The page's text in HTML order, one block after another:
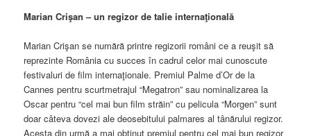
Marian Crişan – un regizor de talie internaţională
Marian Crişan se numără printre regizorii români ce a reuşit să
reprezinte România cu succes în cadrul celor mai cunoscute
festivaluri de film internaţionale. Premiul Palme d’Or de la
Cannes pentru scurtmetrajul “Megatron” sau nominalizarea la
Oscar pentru “cel mai bun film străin” cu pelicula “Morgen” sunt
doar câteva dovezi ale deosebitului palmares al tânărului regizor.
Acesta din urmă a mai obţinut premiul pentru cel mai bun regizor